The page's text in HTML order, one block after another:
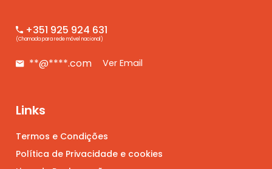
+351 925 924 631
(Chamada para rede móvel nacional)
**@****.com Ver Email
Links
Termos e Condições
Política de Privacidade e cookies